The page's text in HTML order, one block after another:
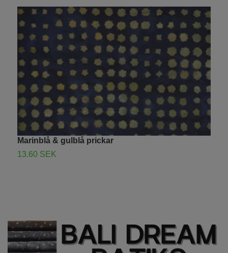
Marinblå & gulblå prickar
13.60 SEK